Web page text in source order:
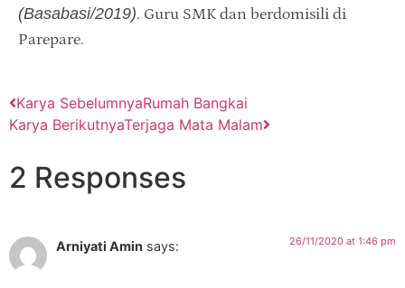
(Basabasi/2019). Guru SMK dan berdomisili di
Parepare.
Karya SebelumnyaRumah Bangkai
Karya BerikutnyaTerjaga Mata Malam
2 Responses
Arniyati Amin says: 26/11/2020 at 1:46 pm